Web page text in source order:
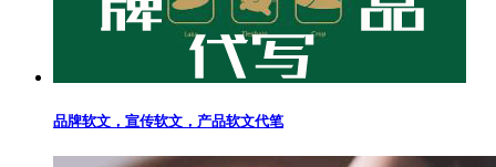
品牌软文，宣传软文，产品软文代笔